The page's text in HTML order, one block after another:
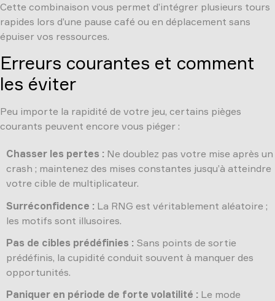
Cette combinaison vous permet d’intégrer plusieurs tours
rapides lors d’une pause café ou en déplacement sans
épuiser vos ressources.
Erreurs courantes et comment
les éviter
Peu importe la rapidité de votre jeu, certains pièges
courants peuvent encore vous piéger :
Chasser les pertes : Ne doublez pas votre mise après un
crash ; maintenez des mises constantes jusqu’à atteindre
votre cible de multiplicateur.
Surréconfidence : La RNG est véritablement aléatoire ;
les motifs sont illusoires.
Pas de cibles prédéfinies : Sans points de sortie
prédéfinis, la cupidité conduit souvent à manquer des
opportunités.
Paniquer en période de forte volatilité : Le mode